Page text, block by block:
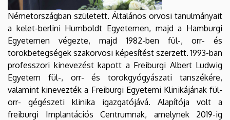
Németországban született. Általános orvosi tanulmányait
a kelet-berlini Humboldt Egyetemen, majd a Hamburgi
Egyetemen végezte, majd 1982-ben fül-, orr- és
torokbetegségek szakorvosi képesítést szerzett. 1993-ban
professzori kinevezést kapott a Freiburgi Albert Ludwig
Egyetem fül-, orr- és torokgyógyászati ​​tanszékére,
valamint kinevezték a Freiburgi Egyetemi Klinikájának fül-
orr- gégészeti klinika igazgatójává. Alapítója volt a
freiburgi Implantációs Centrumnak, amelynek 2019-ig